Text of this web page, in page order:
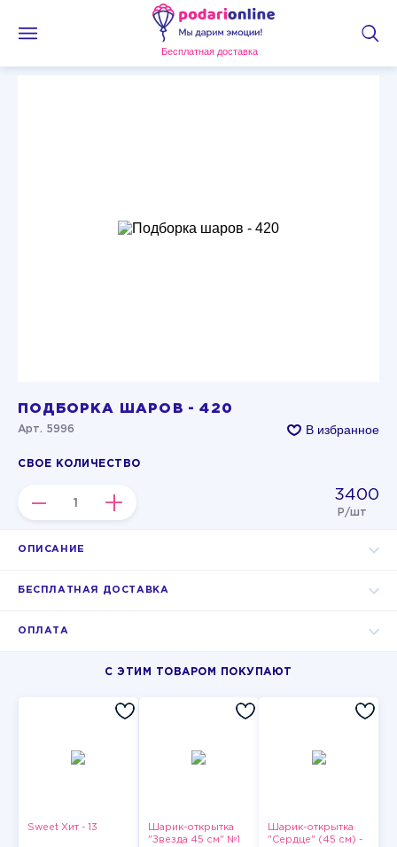
Бесплатная доставка
ПОДБОРКА ШАРОВ - 420
Арт. 5996 В избранное
СВОЕ КОЛИЧЕСТВО
– + 3400
Р/шт
ОПИСАНИЕ
БЕСПЛАТНАЯ ДОСТАВКА
ОПЛАТА
С ЭТИМ ТОВАРОМ ПОКУПАЮТ
Sweet Хит - 13
Шарик-открытка
"Звезда 45 см" №1
Шарик-открытка
"Сердце" (45 см) -